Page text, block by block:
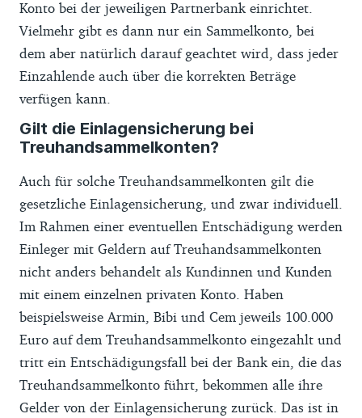
Konto bei der jeweiligen Partnerbank einrichtet.
Vielmehr gibt es dann nur ein Sammelkonto, bei
dem aber natürlich darauf geachtet wird, dass jeder
Einzahlende auch über die korrekten Beträge
verfügen kann.
Gilt die Einlagensicherung bei
Treuhandsammelkonten?
Auch für solche Treuhandsammelkonten gilt die
gesetzliche Einlagensicherung, und zwar individuell.
Im Rahmen einer eventuellen Entschädigung werden
Einleger mit Geldern auf Treuhandsammelkonten
nicht anders behandelt als Kundinnen und Kunden
mit einem einzelnen privaten Konto. Haben
beispielsweise Armin, Bibi und Cem jeweils 100.000
Euro auf dem Treuhandsammelkonto eingezahlt und
tritt ein Entschädigungsfall bei der Bank ein, die das
Treuhandsammelkonto führt, bekommen alle ihre
Gelder von der Einlagensicherung zurück. Das ist in